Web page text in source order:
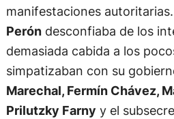
manifestaciones autoritarias.
Peróndesconfiaba de los
demasiada cabida a los
simpatizaban con su
Marechal, Fermín Chávez,
Prilutzky Farny y el